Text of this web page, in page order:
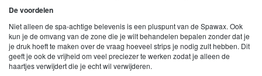
De voordelen
Niet alleen de spa-achtige belevenis is een pluspunt van de Spawax. Ook
kun je de omvang van de zone die je wilt behandelen bepalen zonder dat je
je druk hoeft te maken over de vraag hoeveel strips je nodig zult hebben. Dit
geeft je ook de vrijheid om veel preciezer te werken zodat je alleen de
haartjes verwijdert die je echt wil verwijderen.